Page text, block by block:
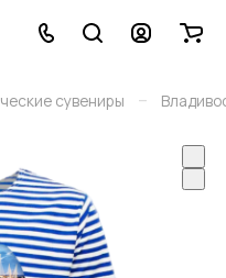
сувениры –